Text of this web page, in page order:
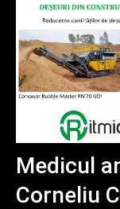
Medicul
Corneliu